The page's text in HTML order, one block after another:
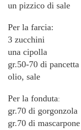
un pizzico di sale
Per la farcia:
3 zucchini
una cipolla
gr.50-70 di pancetta
olio, sale
Per la fonduta:
gr.70 di gorgonzola
gr.70 di mascarpone